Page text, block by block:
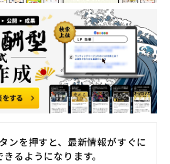
ンを押すと、最新情報がすぐに
るようになります。